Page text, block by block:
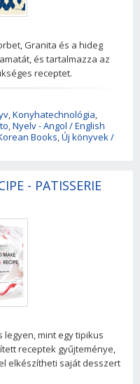
Granita és a hideg
és tartalmazza az
receptet.
Konyhatechnológia
Nyelv - Angol / English
Books Új könyvek /
- PATISSERIE
legyen, mint egy tipikus
receptek gyűjteménye,
elkészítheti saját desszert